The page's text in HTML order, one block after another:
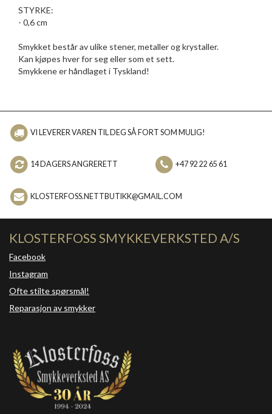
STYRKE:
- 0,6 cm
Smykket består av ulike stener, metaller og krystaller.
Kan kjøpes hver for seg eller som et sett.
Smykkene er håndlaget i Tyskland!
VI LEVERER VAREN TIL DEG SÅ FORT SOM MULIG!
14 DAGERS ANGRERETT +47 92 22 65 61
KLOSTERFOSS.NETTBUTIKK@GMAIL.COM
KLOSTERFOSS SMYKKEVERKSTED A/S
Facebook
Instagram
Ofte stilte spørsmål!
Reparasjon av smykker